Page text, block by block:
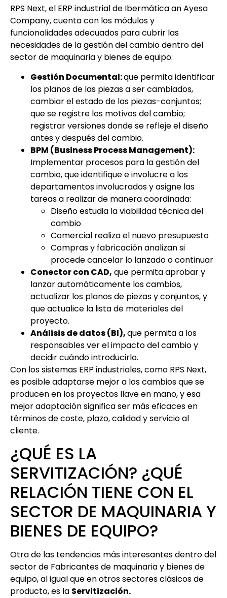
RPS Next, el ERP industrial de Ibermática an Ayesa
Company, cuenta con los módulos y
funcionalidades adecuados para cubrir las
necesidades de la gestión del cambio dentro del
sector de maquinaria y bienes de equipo:
Gestión Documental:que permita identificar
los planos de las piezas a ser cambiados,
cambiar el estado de las piezas-conjuntos;
que se registre los motivos del cambio;
registrar versiones donde se refleje el diseño
antes y después del cambio.
BPM (Business Process Management):
Implementar procesos para la gestión del
cambio, que identifique e involucre a los
departamentos involucrados y asigne las
tareas a realizar de manera coordinada:
Diseño estudia la viabilidad técnica del
cambio
Comercial realiza el nuevo presupuesto
Compras y fabricación analizan si
procede cancelar lo lanzado o continuar
Conector con CAD, que permita aprobar y
lanzar automáticamente los cambios,
actualizar los planos de piezas y conjuntos, y
que actualice la lista de materiales del
proyecto.
Análisis de datos (BI),que permita a los
responsables ver el impacto del cambio y
decidir cuándo introducirlo.
Con los sistemas ERP industriales, como RPS Next,
es posible adaptarse mejor a los cambios que se
producen en los proyectos llave en mano, y esa
mejor adaptación significa ser más eficaces en
términos de coste, plazo, calidad y servicio al
cliente.
¿QUÉ ES LA
SERVITIZACIÓN? ¿QUÉ
RELACIÓN TIENE CON EL
SECTOR DE MAQUINARIA Y
BIENES DE EQUIPO?
Otra de las tendencias más interesantes dentro del
sector de Fabricantes de maquinaria y bienes de
equipo, al igual que en otros sectores clásicos de
producto, es la Servitización.